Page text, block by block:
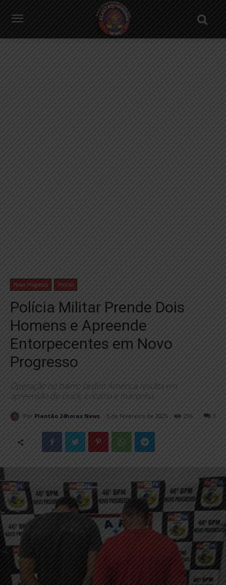
Novo Progresso Policial
Polícia Militar Prende Dois
Homens e Apreende
Entorpecentes em Novo
Progresso
Operação no bairro Jardim América resulta em
apreensão de crack, cocaína e maconha.
Por Plantão 24horas News 5 de fevereiro de 2025 0
296